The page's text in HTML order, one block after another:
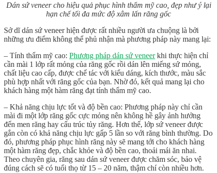
Dán sứ veneer cho hiệu quả phục hình thẩm mỹ cao, đẹp như ý lại
hạn chế tối đa mức độ xâm lấn răng gốc
Sở dĩ dán sứ veneer hiện được rất nhiều người ưa chuộng là bởi
những ưu điểm không thể phủ nhận mà phương pháp này mang lại:
– Tính thẩm mỹ cao: Phương pháp dán sứ veneerkhi thực hiện chỉ
cần mài 1 lớp rất mỏng của răng gốc rồi dán lên miếng sứ mỏng,
chất liệu cao cấp, được chế tác với kiểu dáng, kích thước, màu sắc
phù hợp nhất với răng gốc của bạn. Nhờ đó, kết quả mang lại cho
khách hàng một hàm răng đạt tính thẩm mỹ cao.
– Khả năng chịu lực tốt và độ bền cao: Phương pháp này chỉ cần
mài đi một lớp răng gốc cực mỏng nên không hề gây ảnh hưởng
đến men răng hay cấu trúc tủy răng. Hơn thế, lớp sứ veneer được
gắn còn có khả năng chịu lực gấp 5 lần so với răng bình thường. Do
đó, phương pháp phục hình răng này sẽ mang tới cho khách hàng
một hàm răng đẹp, chắc khỏe và độ bền cao, thoải mái ăn nhai.
Theo chuyên gia, răng sau dán sứ veneer được chăm sóc, bảo vệ
đúng cách sẽ có tuổi thọ từ 15 – 20 năm, thậm chí còn nhiều hơn.